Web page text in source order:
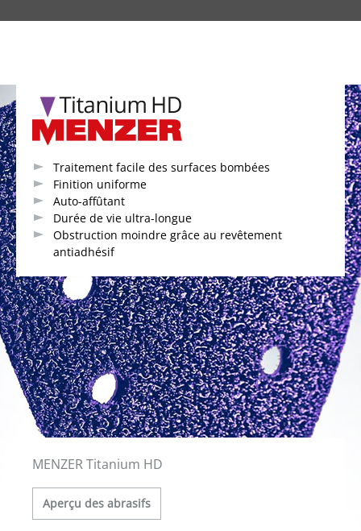
Traitement facile des surfaces bombées
Finition uniforme
Auto-affûtant
Durée de vie ultra-longue
Obstruction moindre grâce au revêtement
antiadhésif
MENZER Titanium HD
Aperçu des abrasifs